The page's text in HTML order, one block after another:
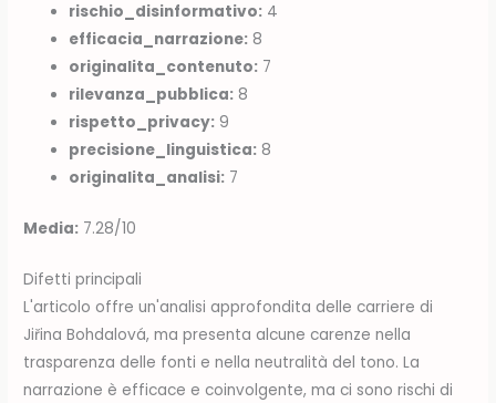
rischio_disinformativo: 4
efficacia_narrazione: 8
originalita_contenuto: 7
rilevanza_pubblica: 8
rispetto_privacy: 9
precisione_linguistica: 8
originalita_analisi: 7
Media: 7.28/10
Difetti principali
L'articolo offre un'analisi approfondita delle carriere di
Jiřina Bohdalová, ma presenta alcune carenze nella
trasparenza delle fonti e nella neutralità del tono. La
narrazione è efficace e coinvolgente, ma ci sono rischi di